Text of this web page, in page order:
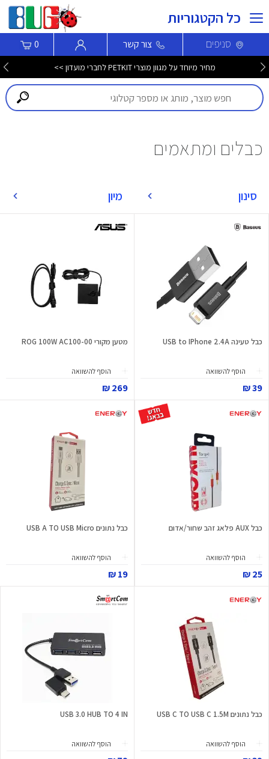
כל הקטגוריות
סניפים צור קשר 0
מחיר מיוחד על מגוון מוצרי PETKIT לחברי מועדון >>
כבלים ומתאמים
סינון מיון
כבל טעינה USB to IPhone 2.4A
הוסף להשוואה
39 ₪
מטען מקורי ROG 100W AC100-00
הוסף להשוואה
269 ₪
כבל AUX פלאג זהב שחור/אדום
הוסף להשוואה
25 ₪
כבל נתונים USB A TO USB Micro
הוסף להשוואה
19 ₪
כבל נתונים USB C TO USB C 1.5M
הוסף להשוואה
USB 3.0 HUB TO 4 IN
הוסף להשוואה